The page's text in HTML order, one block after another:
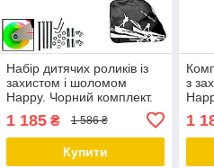
Набір дитячих роликів із
захистом і шоломом
Happy. Чорний комплект.
1 185₴ 1 586 ₴
Купити
з
1